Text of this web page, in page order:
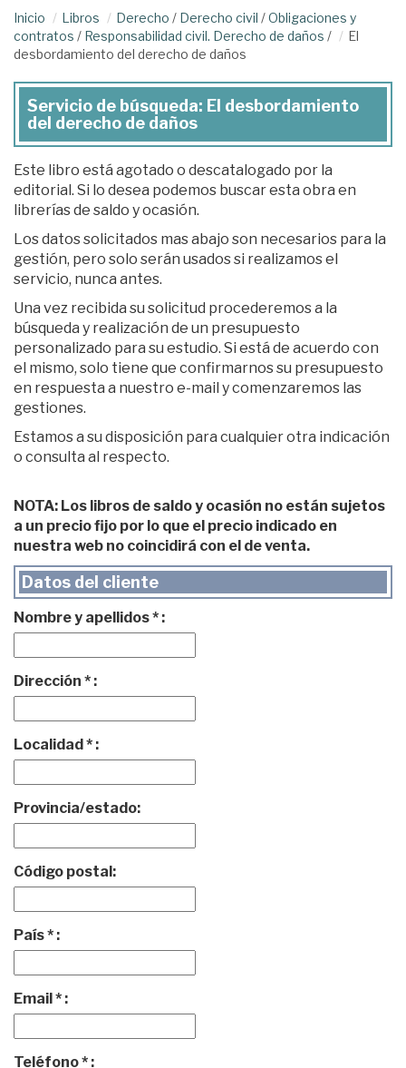
Inicio Libros Derecho / Derecho civil /Obligaciones y
contratos / Responsabilidad civil. Derecho de daños /
El
desbordamiento del derecho de daños
Servicio de búsqueda: El desbordamiento
del derecho de daños
Este libro está agotado o descatalogado por la
editorial. Si lo desea podemos buscar esta obra en
librerías de saldo y ocasión.
Los datos solicitados mas abajo son necesarios para la
gestión, pero solo serán usados si realizamos el
servicio, nunca antes.
Una vez recibida su solicitud procederemos a la
búsqueda y realización de un presupuesto
personalizado para su estudio. Si está de acuerdo con
el mismo, solo tiene que confirmarnos su presupuesto
en respuesta a nuestro e-mail y comenzaremos las
gestiones.
Estamos a su disposición para cualquier otra indicación
o consulta al respecto.
NOTA: Los libros de saldo y ocasión no están sujetos
a un precio fijo por lo que el precio indicado en
nuestra web no coincidirá con el de venta.
Datos del cliente
Nombre y apellidos * :
Dirección * :
Localidad * :
Provincia/estado:
Código postal:
País * :
Email * :
Teléfono * :